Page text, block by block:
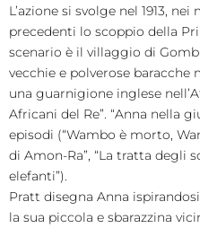
L’azione si svolge nel 1913,
precedenti lo scoppio della
scenario è il villaggio di
vecchie e polverose
una guarnigione inglese
Africani del Re”. “Anna nella
episodi (“Wambo è morto,
di Amon-Ra”, “La tratta degli
elefanti”).
Pratt disegna Anna
la sua piccola e sbarazzina